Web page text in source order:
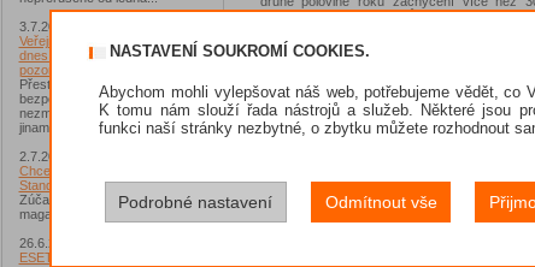
3.7.2026
Veřejná Wi-Fi na dovolené už
dnes není zásadním rizikem,
pozor si dávejte na něco jiného
Přestože jsou veřejné Wi-Fi sítě
bezpečnější než dříve, riziko
nezmizelo. Jen se přesunulo
jinam...
2.7.2026
Chcete získat Norton 360
Standard?
Zúčastněte se soutěže s
magazínem IT Kompas...
26.6.2026
ESET: S příchodem léta
Převážná většina útoků (cca 75
prostřednictvím emailů. Česko se na
hrozeb "podílelo" jen necelými dvěma
Pomyslným králem zachycených hrozeb byl v
NASTAVENÍ SOUKROMÍ COOKIES.
Abychom mohli vylepšovat náš web, potřebujeme vědět, co
K tomu nám slouží řada nástrojů a služeb. Některé jsou
funkci naší stránky nezbytné, o zbytku můžete rozhodnout
Podrobné nastavení Odmítnout vše